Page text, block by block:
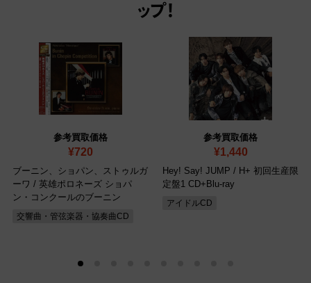
ップ！
参考買取価格
¥720
ブーニン、ショパン、ストゥルガ
ーワ / 英雄ポロネーズ ショパ
ン・コンクールのブーニン
交響曲・管弦楽器・協奏曲CD
参考買取価格
¥1,440
Hey! Say! JUMP / H+ 初回生産限
定盤1 CD+Blu-ray
アイドルCD